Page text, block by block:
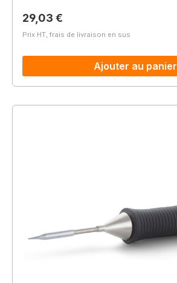
Prix régulier :
29,03 €
Prix HT, frais de livraison en sus
Ajouter au panier